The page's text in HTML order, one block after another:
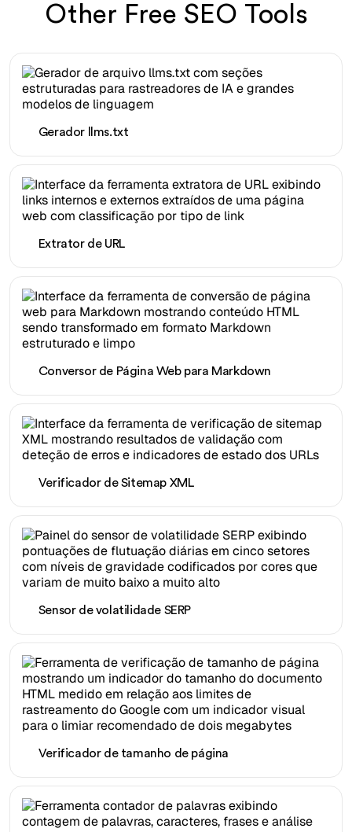
Other Free SEO Tools
Gerador llms.txt
Extrator de URL
Conversor de Página Web para Markdown
Verificador de Sitemap XML
Sensor de volatilidade SERP
Verificador de tamanho de página